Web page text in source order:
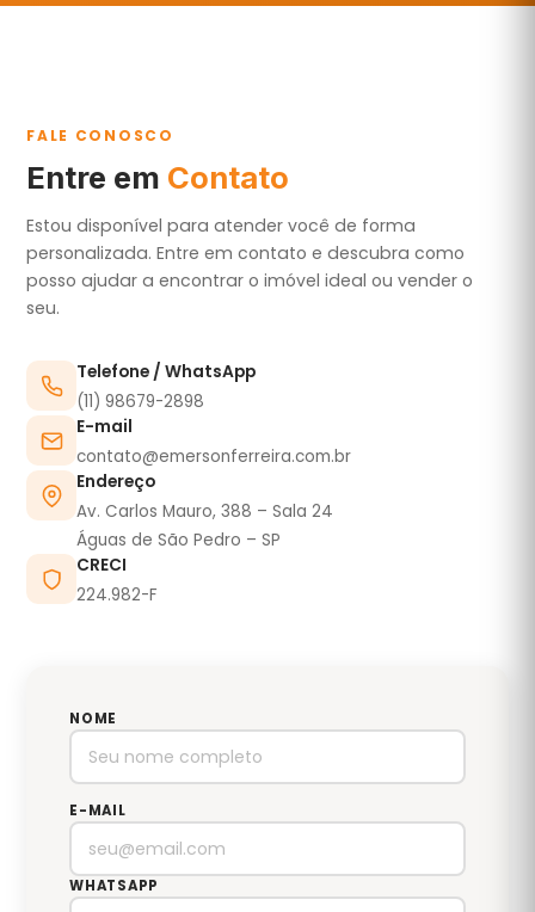
FALE CONOSCO
Entre em Contato
Estou disponível para atender você de forma
personalizada. Entre em contato e descubra como
posso ajudar a encontrar o imóvel ideal ou vender o
seu.
Telefone / WhatsApp
(11) 98679-2898
E-mail
contato@emersonferreira.com.br
Endereço
Av. Carlos Mauro, 388 – Sala 24
Águas de São Pedro – SP
CRECI
224.982-F
NOME
E-MAIL
WHATSAPP